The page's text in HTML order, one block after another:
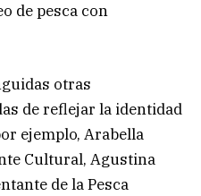
de pesca con
otras
de reflejar la identidad
ejemplo, Arabella
Cultural, Agustina
de la Pesca